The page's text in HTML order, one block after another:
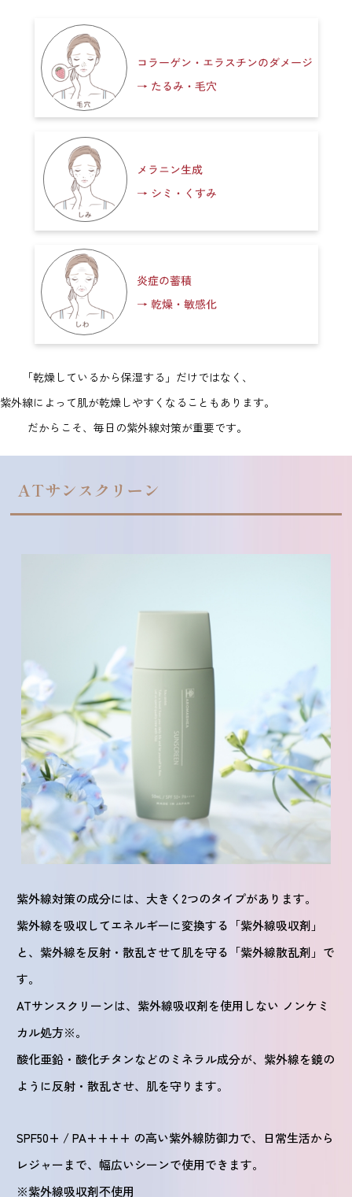
「乾燥しているから保湿する」だけではなく、
紫外線によって肌が乾燥しやすくなることもあります。
だからこそ、毎日の紫外線対策が重要です。
ATサンスクリーン
紫外線対策の成分には、大きく2つのタイプがあります。
紫外線を吸収してエネルギーに変換する「紫外線吸収剤」
と、紫外線を反射・散乱させて肌を守る「紫外線散乱剤」で
す。
ATサンスクリーンは、紫外線吸収剤を使用しない ノンケミ
カル処方※。
酸化亜鉛・酸化チタンなどのミネラル成分が、紫外線を鏡の
ように反射・散乱させ、肌を守ります。
SPF50+ / PA++++ の高い紫外線防御力で、日常生活から
レジャーまで、幅広いシーンで使用できます。
※紫外線吸収剤不使用